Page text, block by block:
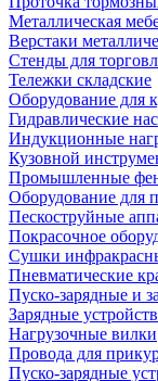
Металлическая
Верстаки
Стенды для
Тележки складские
Оборудование для
Гидравлические
Индукционные
Кузовной
Промышленные
Оборудование для
Пескоструйные
Покрасочное
Сушки
Пневматические
Пуско-зарядные и
Зарядные
Нагрузочные вилки
Провода для
Пуско-зарядные